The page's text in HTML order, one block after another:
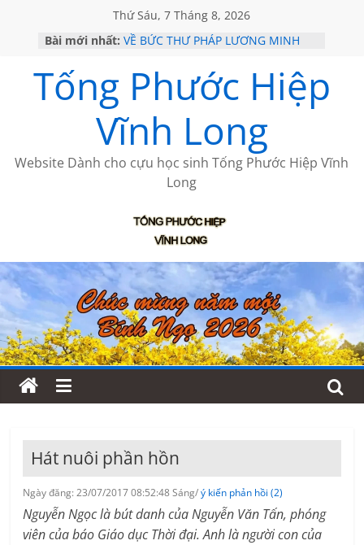
Thứ Sáu, 7 Tháng 8, 2026
Bài mới nhất: VỀ BỨC THƯ PHÁP LƯƠNG MINH
HỌC SỬ HỒI XƯA
MỘT ĐỜI ĐI QUA NHỮNG TRANG
SÁCH
BẤT CHỢT CỦA CHÂU LỆ DUNG
CÀ PHÊ NGẮM NÚI
Tống Phước Hiệp
Vĩnh Long
Website Dành cho cựu học sinh Tống Phước Hiệp Vĩnh
Long
Hát nuôi phần hồn
Ngày đăng: 23/07/2017 08:52:48 Sáng/ý kiến phản hồi (2)
Nguyễn Ngọc là bút danh của Nguyễn Văn Tấn, phóng
viên của báo Giáo dục Thời đại. Anh là người con của